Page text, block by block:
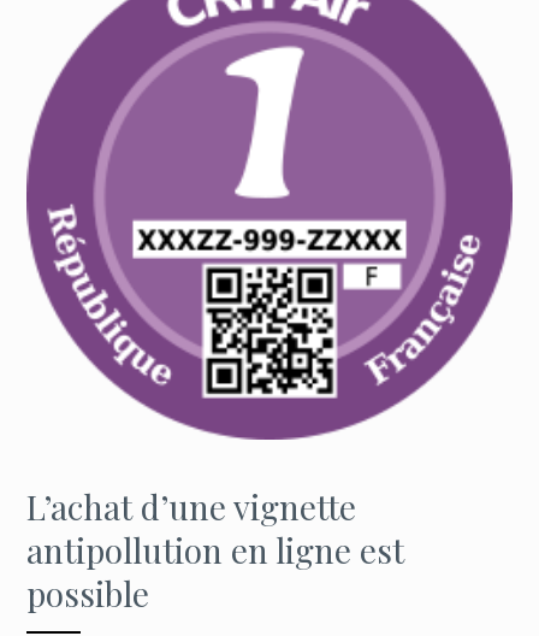
L’achat d’une vignette
antipollution en ligne est
possible